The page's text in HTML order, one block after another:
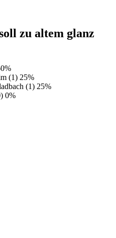
zu altem glanz
(1) 25%
(1) 25%
0%